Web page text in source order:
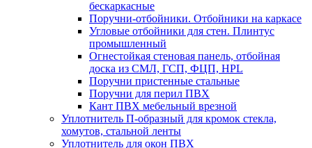
бескаркасные
Поручни-отбойники. Отбойники на каркасе
Угловые отбойники для стен. Плинтус
промышленный
Огнестойкая стеновая панель, отбойная
доска из СМЛ, ГСП, ФЦП, HPL
Поручни пристенные стальные
Поручни для перил ПВХ
Кант ПВХ мебельный врезной
Уплотнитель П-образный для кромок стекла,
хомутов, стальной ленты
Уплотнитель для окон ПВХ